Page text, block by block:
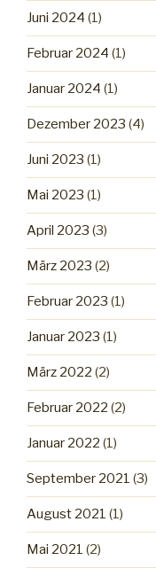
Juni 2024 (1)
Februar 2024 (1)
Januar 2024 (1)
Dezember 2023 (4)
Juni 2023 (1)
Mai 2023 (1)
April 2023 (3)
März 2023 (2)
Februar 2023 (1)
Januar 2023 (1)
März 2022 (2)
Februar 2022 (2)
Januar 2022 (1)
September 2021 (3)
August 2021 (1)
Mai 2021 (2)